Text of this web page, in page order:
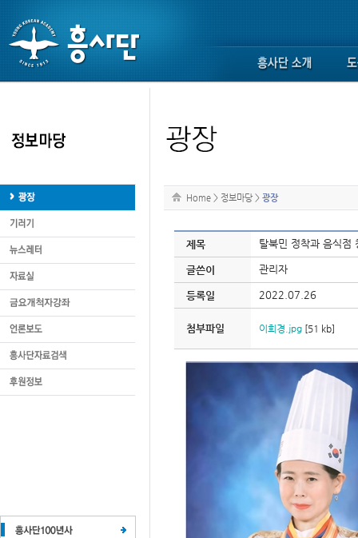
Home > 정보마당 > 광장
제목 탈북민 정착과 음식점
글쓴이 관리자
등록일 2022.07.26
첨부파일 이희경.jpg[51 kb]